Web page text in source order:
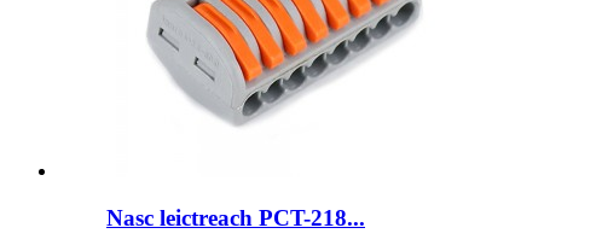
Nasc leictreach PCT-218...